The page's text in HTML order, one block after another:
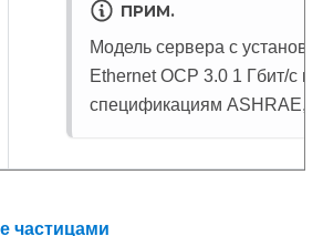
ПРИМ.
Модель сервера с
Ethernet OCP 3.0 1 Гбит/с
спецификациям ASHRAE,
частицами